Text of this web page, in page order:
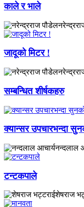
काले र भाले
जादूको मिटर !
सम्बन्धित शीर्षकहरु
​क्यान्सर उपचारभन्दा
नन्दलाल
टन्टकपाले
शेषराज